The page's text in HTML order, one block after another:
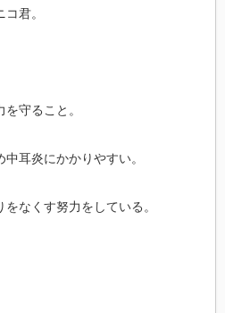
君。
守ること。
耳炎にかかりやすい。
なくす努力をしている。